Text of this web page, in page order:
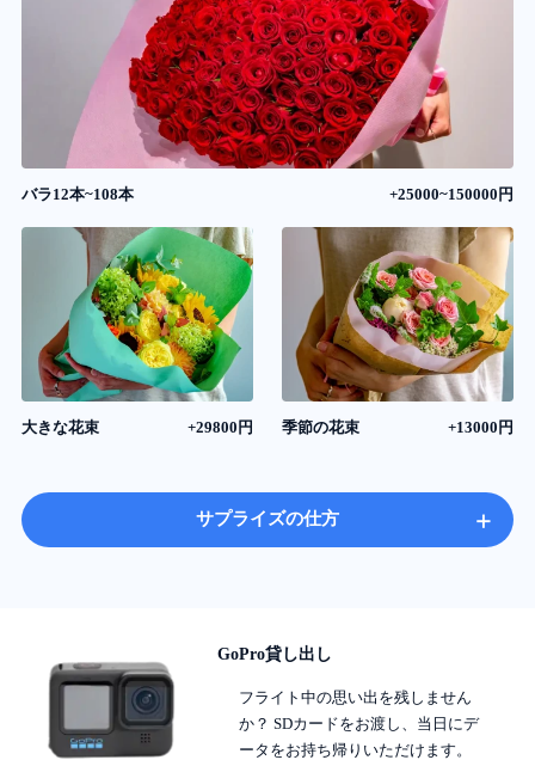
バラ12本~108本 +25000~150000円
大きな花束 +29800円 季節の花束 +13000円
サプライズの仕方 +
GoPro貸し出し
フライト中の思い出を残しません
か？ SDカードをお渡し、当日にデ
ータをお持ち帰りいただけます。